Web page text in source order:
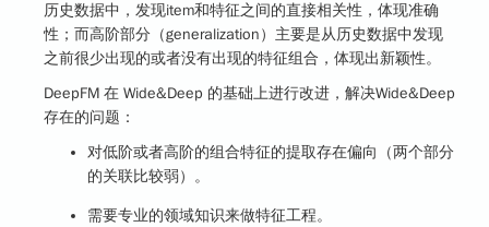
历史数据中，发现item和特征之间的直接相关性，体现准确
性；而高阶部分（generalization）主要是从历史数据中发现
之前很少出现的或者没有出现的特征组合，体现出新颖性。
DeepFM 在 Wide&Deep 的基础上进行改进，解决Wide&Deep
存在的问题：
对低阶或者高阶的组合特征的提取存在偏向（两个部分
的关联比较弱）。
需要专业的领域知识来做特征工程。